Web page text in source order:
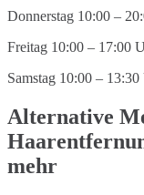
Donnerstag 10:00 –
Freitag 10:00 – 17:00
Samstag 10:00 –
Alternative
mehr